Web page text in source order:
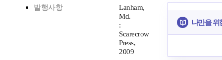
발행사항
Lanham,
Md.
:
Scarecrow
Press,
2009
나만을 위